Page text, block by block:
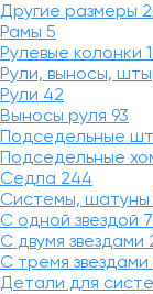
Другие размеры
Рамы 5
Рулевые колонки
Рули, выносы,
Рули 42
Выносы руля 93
Подседельные
Подседельные
Седла 244
Системы, шатуны
С одной звездой
С двумя звездами
С тремя звездами
Детали для